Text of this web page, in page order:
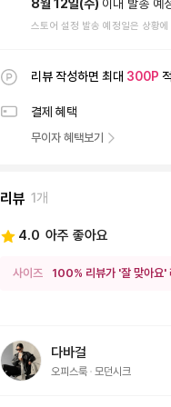
8월 12일(수) 이내 발송 예
스토어 설정 발송 예정일은 상황
리뷰 작성하면 최대 300P
결제 혜택
무이자 혜택보기
리뷰 1개
4.0 아주 좋아요
사이즈 100% 리뷰가 '잘 맞아요'
다바걸
오피스룩 모던시크